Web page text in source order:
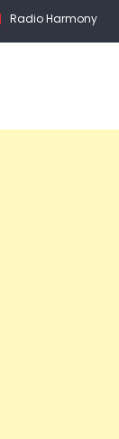
Radio Harmony